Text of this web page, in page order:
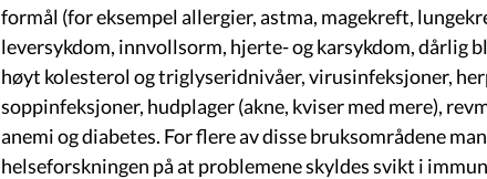
formål (for eksempel allergier, astma, magekreft,
leversykdom, innvollsorm, hjerte- og karsykdom, dårlig
høyt kolesterol og triglyseridnivåer, virusinfeksjoner,
soppinfeksjoner, hudplager (akne, kviser med mere),
anemi og diabetes. For flere av disse bruksområdene
helseforskningen på at problemene skyldes svikt i